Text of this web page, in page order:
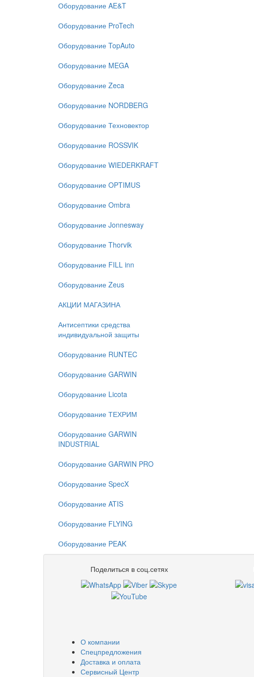
Оборудование AE&T
Оборудование ProTech
Оборудование TopAuto
Оборудование MEGA
Оборудование Zeca
Оборудование NORDBERG
Оборудование Техновектор
Оборудование ROSSVIK
Оборудование WIEDERKRAFT
Оборудование OPTIMUS
Оборудование Ombra
Оборудование Jonnesway
Оборудование Thorvik
Оборудование FILL inn
Оборудование Zeus
АКЦИИ МАГАЗИНА
Антисептики средства
индивидуальной защиты
Оборудование RUNTEC
Оборудование GARWIN
Оборудование Licota
Оборудование ТЕХРИМ
Оборудование GARWIN
INDUSTRIAL
Оборудование GARWIN PRO
Оборудование SpecX
Оборудование ATIS
Оборудование FLYING
Оборудование PEAK
Поделиться в соц.сетях
О компании
Спецпредложения
Доставка и оплата
Сервисный Центр